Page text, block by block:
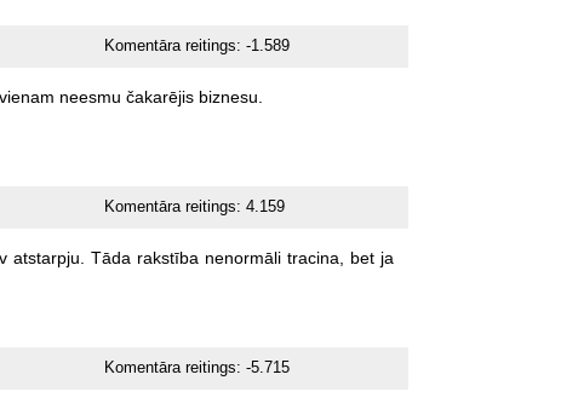
Komentāra reitings:-1.589
neesmu čakarējis biznesu.
Komentāra reitings:4.159
atstarpju. Tāda rakstība nenormāli tracina, bet ja
Komentāra reitings:-5.715